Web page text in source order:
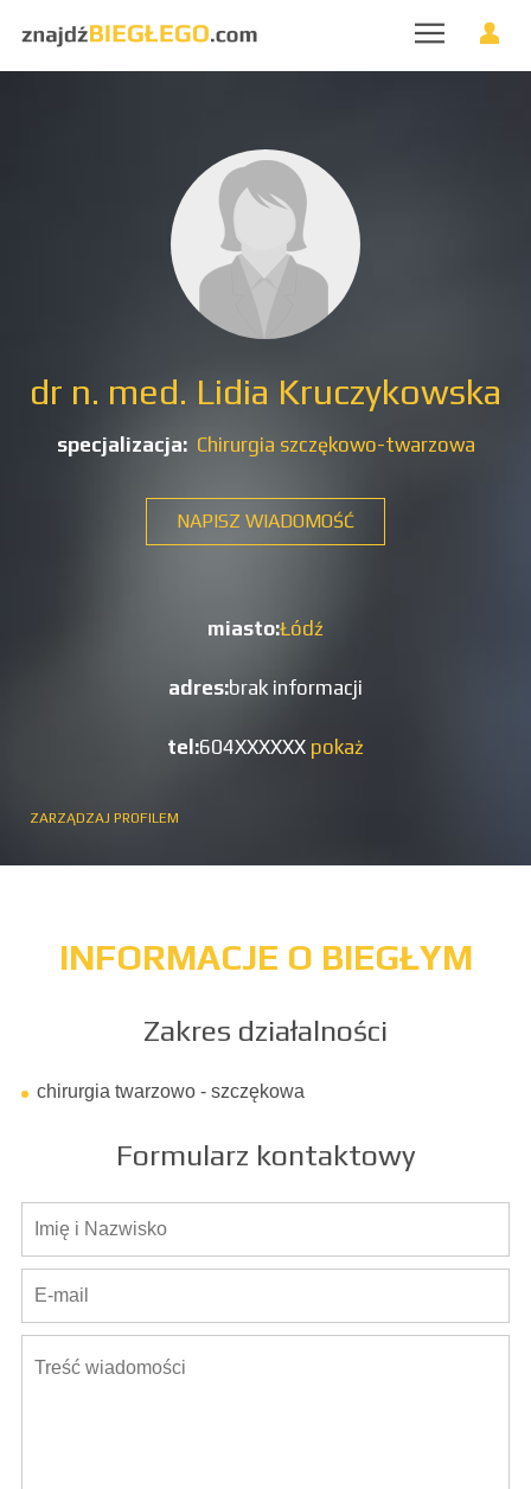
dr n. med. Lidia Kruczykowska
specjalizacja: Chirurgia szczękowo-twarzowa
NAPISZ WIADOMOŚĆ
miasto:Łódź
adres:brak informacji
tel:604XXXXXX pokaż
ZARZĄDZAJ PROFILEM
INFORMACJE O BIEGŁYM
Zakres działalności
chirurgia twarzowo - szczękowa
Formularz kontaktowy